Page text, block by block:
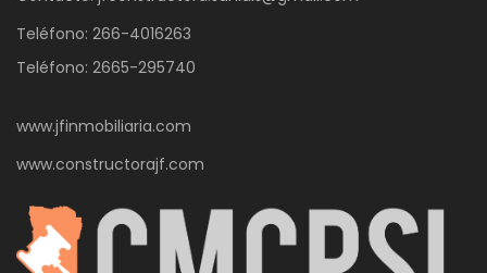
Teléfono: 266-4016263
Teléfono: 2665-295740
www.jfinmobiliaria.com
www.constructorajf.com